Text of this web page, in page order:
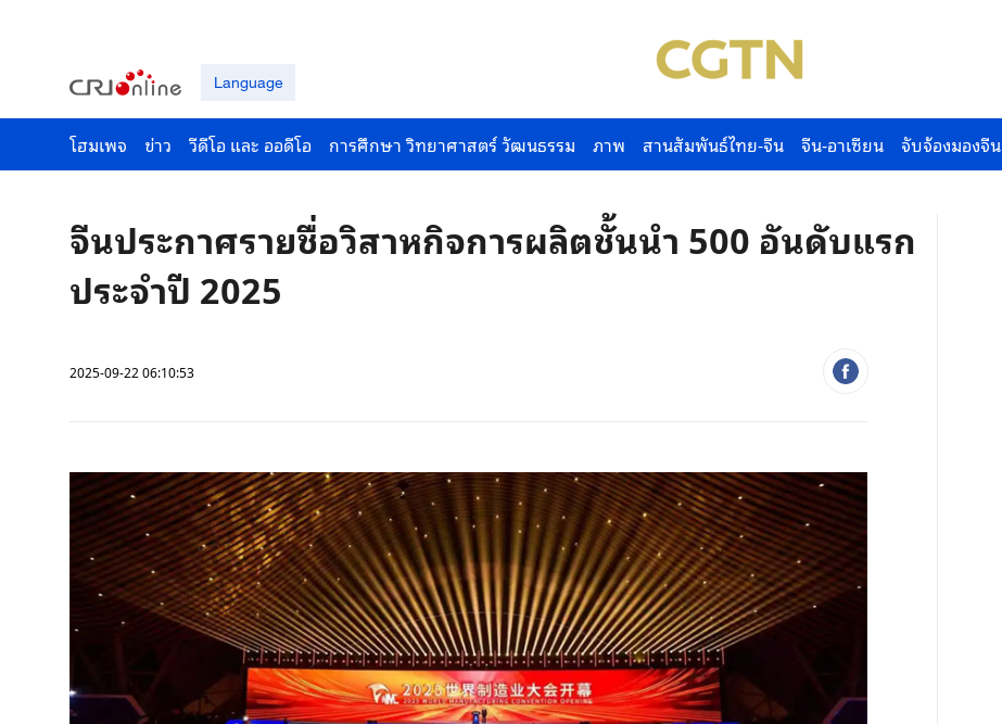
Language
โฮมเพจ ข่าว วีดีโอ และ ออดีโอ การศึกษา วิทยาศาสตร์ วัฒนธรรม ภาพ สานสัมพันธ์ไทย-จีน จีน-อาเซียน จับจ้องมองจีน
จีนประกาศรายชื่อวิสาหกิจการผลิตชั้นนำ 500 อันดับแรก
ประจำปี 2025
2025-09-22 06:10:53